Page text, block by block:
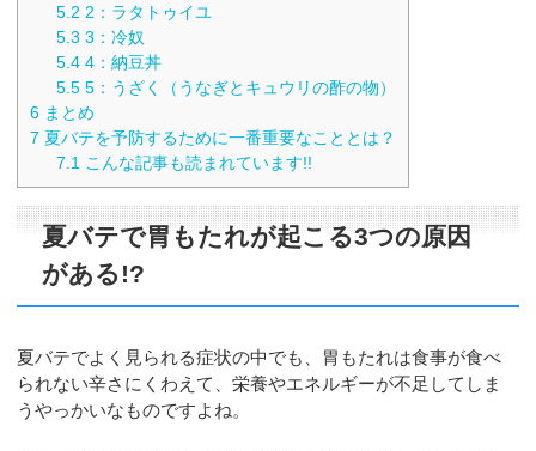
5.2 2：ラタトゥイユ
5.3 3：冷奴
5.44：納豆丼
5.55：うざく（うなぎとキュウリの酢の物）
6 まとめ
7 夏バテを予防するために一番重要なこととは？
7.1 こんな記事も読まれています!!
夏バテで胃もたれが起こる3つの原因
がある!?
夏バテでよく見られる症状の中でも、胃もたれは食事が食べ
られない辛さにくわえて、栄養やエネルギーが不足してしま
うやっかいなものですよね。